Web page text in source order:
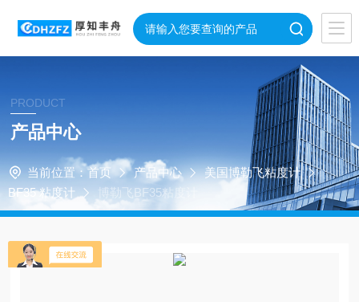
PRODUCT
产品中心
当前位置： 首页 产品中心
美国博勒飞粘度计
BF35 粘度计
博勒飞BF35粘度计